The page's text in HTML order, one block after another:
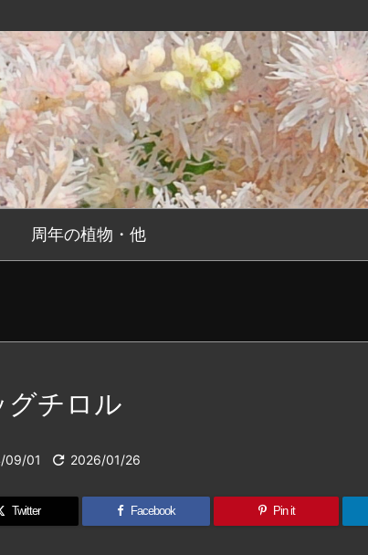
周年の植物・他
グチロル
09/01  2026/01/26
Twitter Facebook Pin it